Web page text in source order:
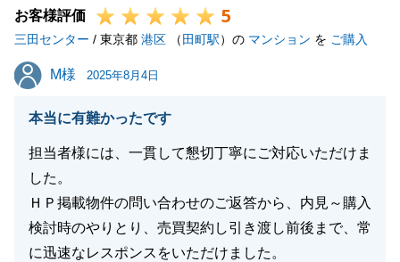
閉じる
お客様評価 5
三田センター / 東京都 港区 （ 田町駅）の マンション を ご購入
M様
M様 2025年8月4日
本当に有難かったです
担当者様には、一貫して懇切丁寧にご対応いただけま
した。
ＨＰ掲載物件の問い合わせのご返答から、内見～購入
検討時のやりとり、売買契約し引き渡し前後まで、常
に迅速なレスポンスをいただけました。